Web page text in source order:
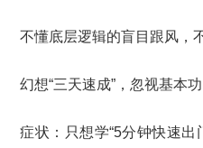
不懂底层逻辑的盲目跟风，
幻想“三天速成”，忽视基本功
症状：只想学“5分钟快速出